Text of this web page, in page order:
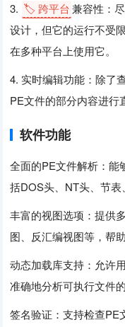
3. 🏷️ 跨平台 兼容性：
设计，但它的运行不受
在多种平台上使用它。
4. 实时编辑功能：除了
PE文件的部分内容进行
软件功能
全面的PE文件解析：能
括DOS头、NT头、节表
丰富的视图选项：提供
图、反汇编视图等，帮
动态加载库支持：允许
准确地分析可执行文件的
签名验证：支持检查PE